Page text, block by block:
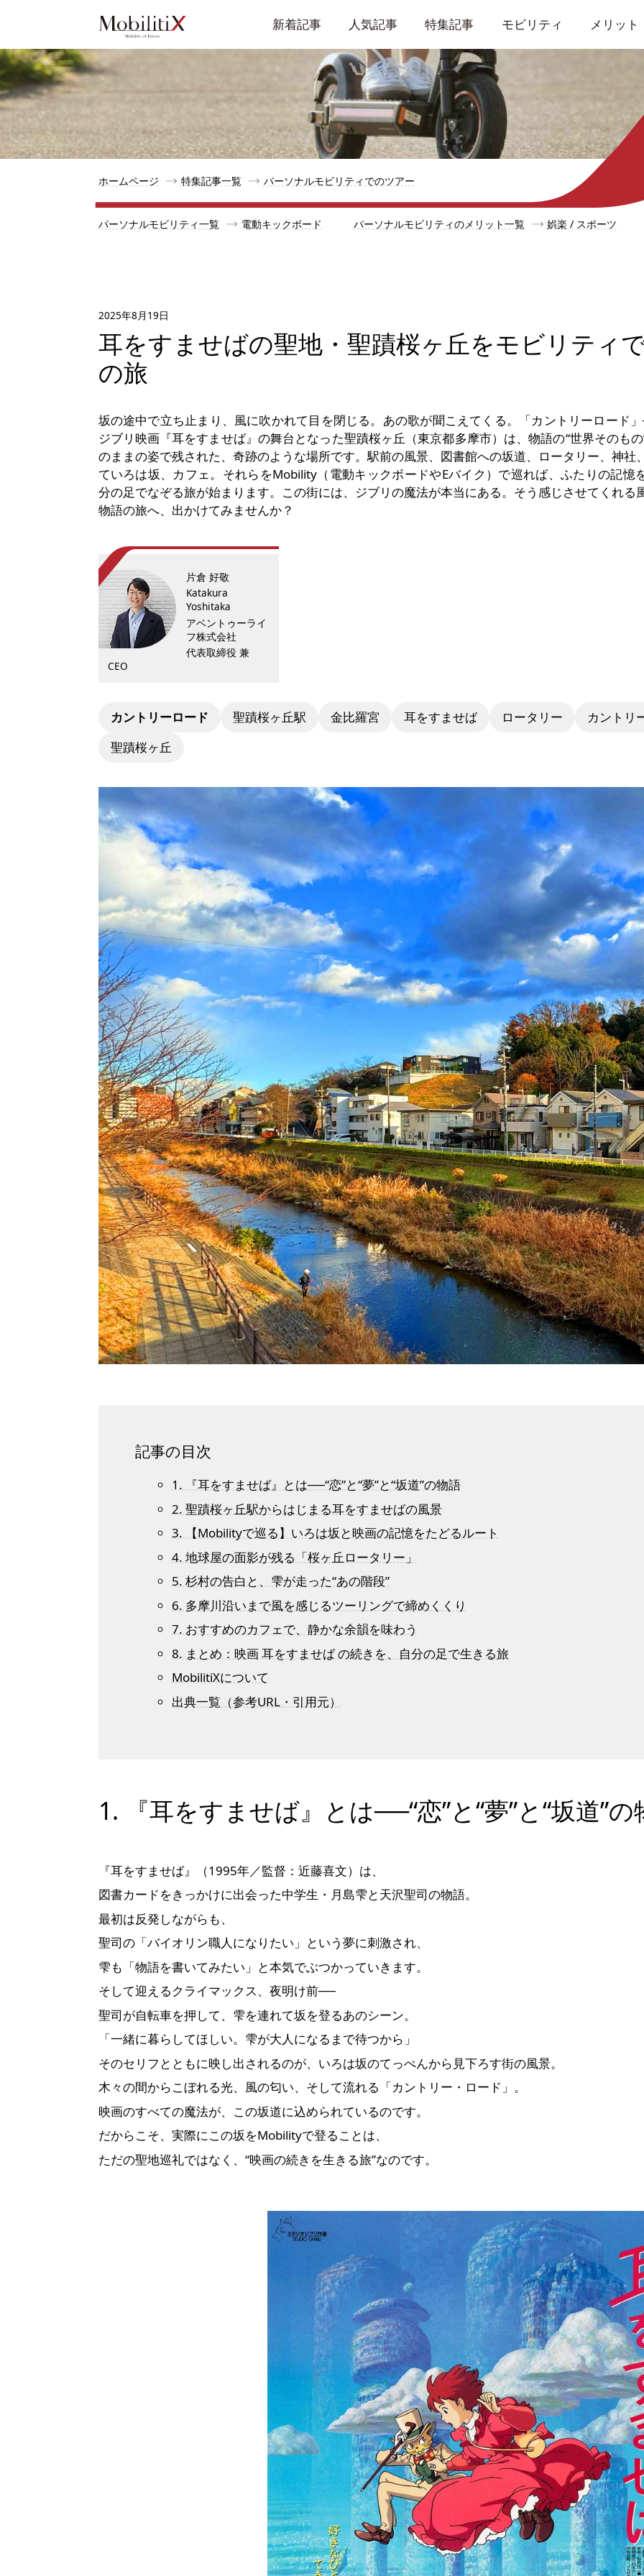
新着記事 人気記事 特集記事 モビリティ メリット
ホームページ 特集記事一覧 パーソナルモビリティでのツアー
パーソナルモビリティ一覧 電動キックボード パーソナルモビリティのメリット一覧 娯楽 / スポーツ
2025年8月19日
耳をすませばの聖地・聖蹟桜ヶ丘をモビリティ
の旅
坂の途中で立ち止まり、風に吹かれて目を閉じる。あの歌が聞こえてくる。「カントリーロード
ジブリ映画『耳をすませば』の舞台となった聖蹟桜ヶ丘（東京都多摩市）は、物語の“世界そのも
のままの姿で残された、奇跡のような場所です。駅前の風景、図書館への坂道、ロータリー、神社
ていろは坂、カフェ。それらをMobility（電動キックボードやEバイク）で巡れば、ふたりの記憶
分の足でなぞる旅が始まります。この街には、ジブリの魔法が本当にある。そう感じさせてくれる
物語の旅へ、出かけてみませんか？
片倉 好敬
Katakura
Yoshitaka
アベントゥーライ
フ株式会社
代表取締役 兼
CEO
カントリーロード 聖蹟桜ヶ丘駅 金比羅宮 耳をすませば ロータリー
カントリ
聖蹟桜ヶ丘
記事の目次
1. 『耳をすませば』とは──“恋”と“夢”と“坂道”の物語
2. 聖蹟桜ヶ丘駅からはじまる耳をすませばの風景
3. 【Mobilityで巡る】いろは坂と映画の記憶をたどるルート
4. 地球屋の面影が残る「桜ヶ丘ロータリー」
5. 杉村の告白と、雫が走った“あの階段”
6. 多摩川沿いまで風を感じるツーリングで締めくくり
7. おすすめのカフェで、静かな余韻を味わう
8. まとめ：映画 耳をすませば の続きを、自分の足で生きる旅
MobilitiXについて
出典一覧（参考URL・引用元）
1. 『耳をすませば』とは──“恋”と“夢”と“坂道”の
『耳をすませば』（1995年／監督：近藤喜文）は、
図書カードをきっかけに出会った中学生・月島雫と天沢聖司の物語。
最初は反発しながらも、
聖司の「バイオリン職人になりたい」という夢に刺激され、
雫も「物語を書いてみたい」と本気でぶつかっていきます。
そして迎えるクライマックス、夜明け前──
聖司が自転車を押して、雫を連れて坂を登るあのシーン。
「一緒に暮らしてほしい。雫が大人になるまで待つから」
そのセリフとともに映し出されるのが、いろは坂のてっぺんから見下ろす街の風景。
木々の間からこぼれる光、風の匂い、そして流れる「カントリー・ロード」。
映画のすべての魔法が、この坂道に込められているのです。
だからこそ、実際にこの坂をMobilityで登ることは、
ただの聖地巡礼ではなく、“映画の続きを生きる旅”なのです。